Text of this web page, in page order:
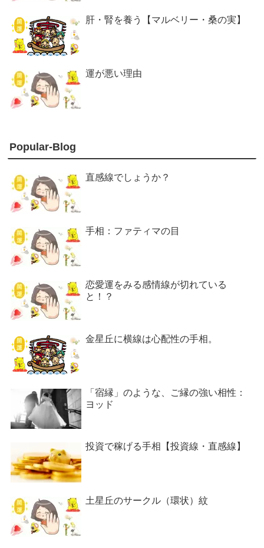
肝・腎を養う【マルベリー・桑の実】
運が悪い理由
Popular-Blog
直感線でしょうか？
手相：ファティマの目
恋愛運をみる感情線が切れている
と！？
金星丘に横線は心配性の手相。
「宿縁」のような、ご縁の強い相性：
ヨッド
投資で稼げる手相【投資線・直感線】
土星丘のサークル（環状）紋